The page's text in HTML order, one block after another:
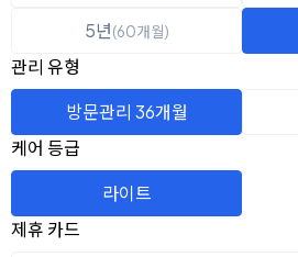
5년(60개월)
관리 유형
방문관리 36개월
케어 등급
라이트
제휴 카드